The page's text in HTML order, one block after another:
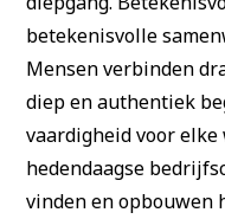
betekenisvolle
Mensen verbinden
diep en authentiek
vaardigheid voor
hedendaagse
vinden en